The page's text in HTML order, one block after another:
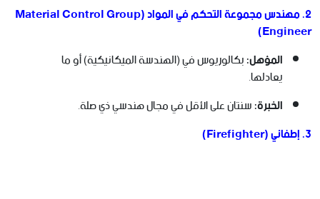
2. مهندس مجموعة التحكم في المواد (Material Control Group
Engineer)
المؤهل:بكالوريوس في (الهندسة الميكانيكية) أو ما
يعادلها.
الخبرة:سنتان على الأقل في مجال هندسي ذي صلة.
3. إطفائي (Firefighter)